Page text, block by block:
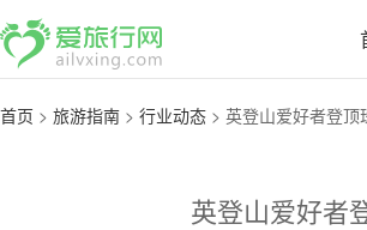
首页 > 旅游指南 > 行业动态 > 英登山爱好者登顶
英登山爱好者